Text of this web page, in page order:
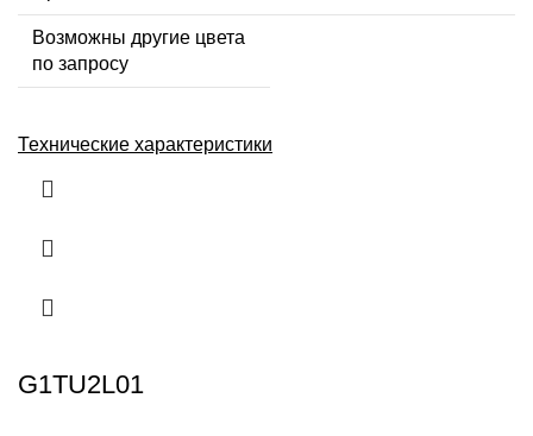
Возможны другие цвета
по запросу
Технические характеристики
G1TU2L01